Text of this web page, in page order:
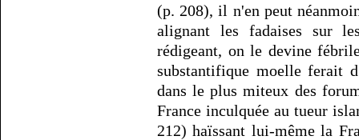
(p. 208), il n'en peut
alignant les fadaises sur
rédigeant, on le devine
substantifique moelle ferait
dans le plus miteux des
France inculquée au tueur
212) haïssant lui-même la